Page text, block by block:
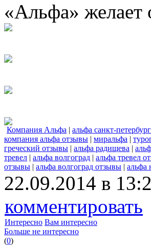
«Альфа» желает
Компания Альфа | альфа санкт-
компания альфа отзывы | миральфа |
греческий отзывы | альфа радищева |
тревел | альфа волгоград | альфа тревел
отзывы | альфа волгоград отзывы | альфа
22.09.2014 в
комментировать
Интересно Вам интересно
Больше не интересно
(0)